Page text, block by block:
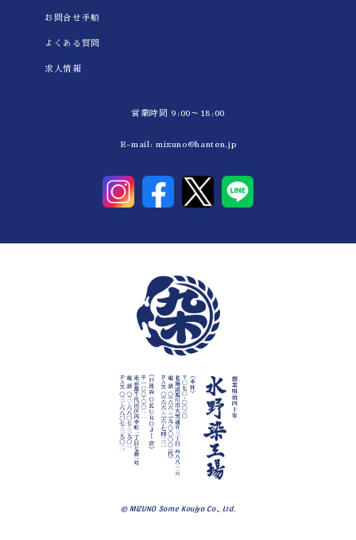
お問合せ手順
よくある質問
求人情報
営業時間 9:00～18:00
E-mail: mizuno@hanten.jp
© MIZUNO Some Koujyo Co., Ltd.